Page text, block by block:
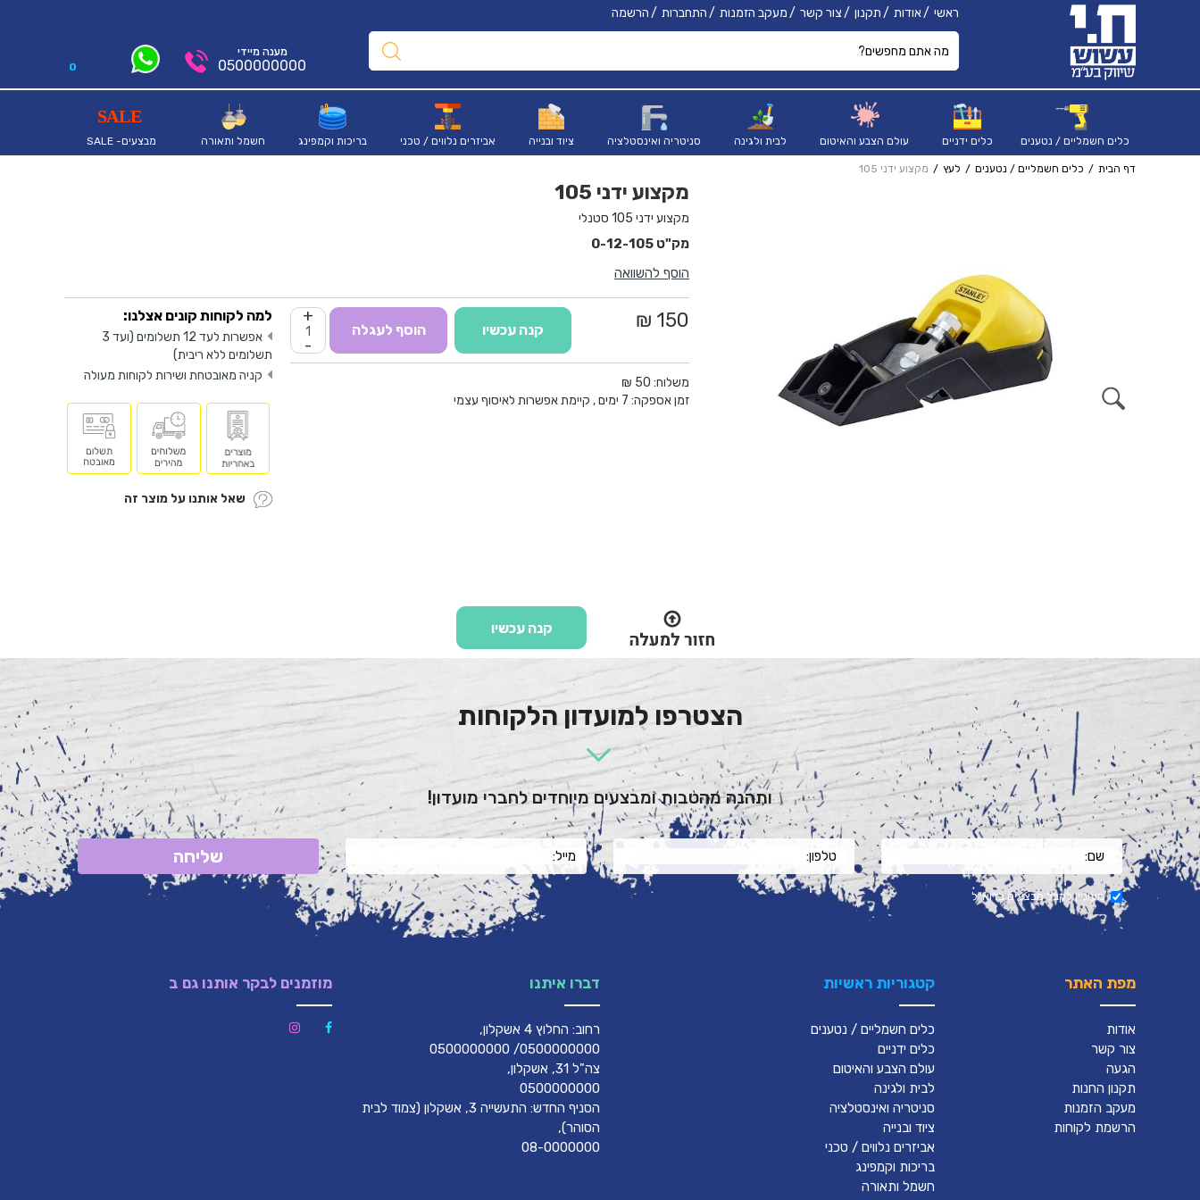
0
ראשי אודות תקנון צור קשר מעקב הזמנות התחברות הרשמה
כלים חשמליים / נטענים כלים ידניים עולם הצבע והאיטום לבית ולגינה סניטריה ואינסטלציה ציוד ובנייה אביזרים נלווים / טכני בריכות וקמפינג חשמל ותאורה מבצעים- SALE
מענה מיידי
0500000000
דף הבית כלים חשמליים / נטענים לעץ מקצוע ידני 105
מקצוע ידני 105
מקצוע ידני 105 סטנלי
הוסף להשוואה
150 ₪
-
+
הוסף לעגלה קנה עכשיו
משלוח: 50 ₪
זמן אספקה: 7 ימים, קיימת אפשרות לאיסוף עצמי
למה לקוחות קונים אצלנו:
אפשרות לעד 12 תשלומים (ועד 3
תשלומים ללא ריבית)
קניה מאובטחת ושירות לקוחות מעולה
שאל אותנו על מוצר זה
קנה עכשיו
הצטרפו למועדון הלקוחות
ותהנה מהטבות ומבצעים מיוחדים לחברי מועדון!
שליחה
מעוניין לקבל מבצעים בדוא"ל
מפת האתר
אודות
צור קשר
הגעה
תקנון החנות
מעקב הזמנות
הרשמת לקוחות
קטגוריות ראשיות
כלים חשמליים / נטענים
כלים ידניים
עולם הצבע והאיטום
לבית ולגינה
סניטריה ואינסטלציה
ציוד ובנייה
אביזרים נלווים / טכני
בריכות וקמפינג
חשמל ותאורה
דברו איתנו
רחוב: החלוץ 4 אשקלון,
0500000000/ 0500000000
צה"ל 31, אשקלון,
0500000000
הסניף החדש: התעשייה 3, אשקלון (צמוד לבית
הסוהר),
08-0000000
מוזמנים לבקר אותנו גם ב